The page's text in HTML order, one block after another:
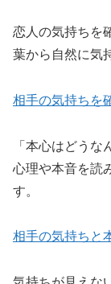
恋人の気持ちを
葉から自然に気
相手の気持ちを
「本心はどう
心理や本音を読
す。
相手の気持ちと